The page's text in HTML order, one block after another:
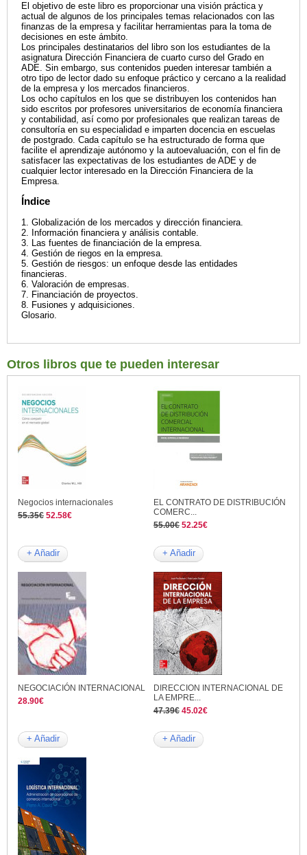
El objetivo de este libro es proporcionar una visión práctica y
actual de algunos de los principales temas relacionados con las
finanzas de la empresa y facilitar herramientas para la toma de
decisiones en este ámbito.
Los principales destinatarios del libro son los estudiantes de la
asignatura Dirección Financiera de cuarto curso del Grado en
ADE. Sin embargo, sus contenidos pueden interesar también a
otro tipo de lector dado su enfoque práctico y cercano a la realidad
de la empresa y los mercados financieros.
Los ocho capítulos en los que se distribuyen los contenidos han
sido escritos por profesores universitarios de economía financiera
y contabilidad, así como por profesionales que realizan tareas de
consultoría en su especialidad e imparten docencia en escuelas
de postgrado. Cada capítulo se ha estructurado de forma que
facilite el aprendizaje autónomo y la autoevaluación, con el fin de
satisfacer las expectativas de los estudiantes de ADE y de
cualquier lector interesado en la Dirección Financiera de la
Empresa.
Índice
1. Globalización de los mercados y dirección financiera.
2. Información financiera y análisis contable.
3. Las fuentes de financiación de la empresa.
4. Gestión de riegos en la empresa.
5. Gestión de riesgos: un enfoque desde las entidades
financieras.
6. Valoración de empresas.
7. Financiación de proyectos.
8. Fusiones y adquisiciones.
Glosario.
Otros libros que te pueden interesar
Negocios internacionales
55.35€ 52.58€
+ Añadir
EL CONTRATO DE DISTRIBUCIÓN
COMERC...
55.00€ 52.25€
+ Añadir
NEGOCIACIÓN INTERNACIONAL
28.90€
+ Añadir
DIRECCION INTERNACIONAL DE
LA EMPRE...
47.39€ 45.02€
+ Añadir